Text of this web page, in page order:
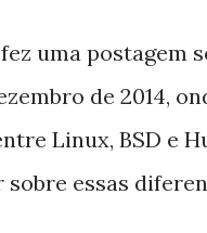
uma postagem
de 2014,
Linux, BSD e
essas